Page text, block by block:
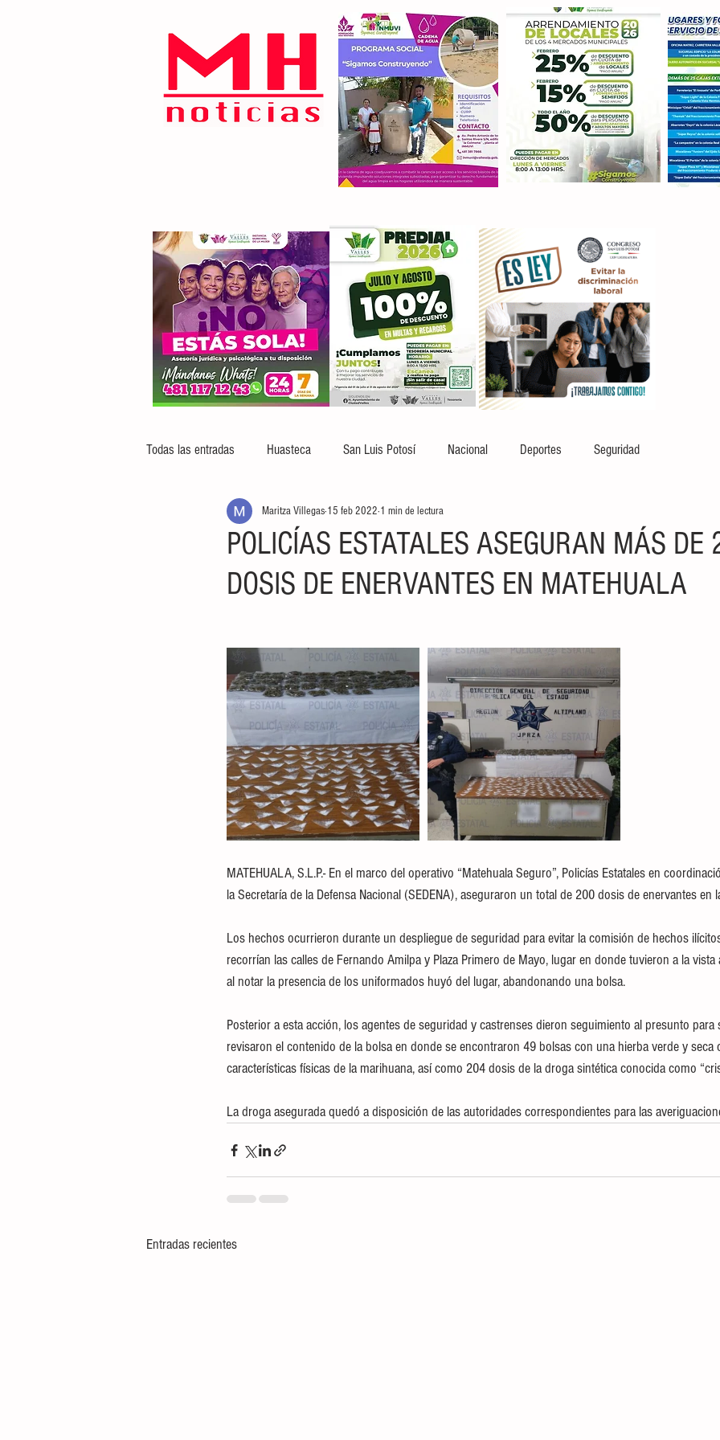
Todas las entradas Huasteca San Luis Potosí Nacional Deportes Seguridad
POLICÍAS ESTATALES ASEGURAN MÁS DE
DOSIS DE ENERVANTES EN MATEHUALA
Maritza Villegas 15 feb 2022 1 min de lectura
MATEHUALA, S.L.P.- En el marco del operativo “Matehuala Seguro”, Policías Estatales en
la Secretaría de la Defensa Nacional (SEDENA), aseguraron un total de 200 dosis de enervantes en
Los hechos ocurrieron durante un despliegue de seguridad para evitar la comisión de hechos
recorrían las calles de Fernando Amilpa y Plaza Primero de Mayo, lugar en donde tuvieron a la
al notar la presencia de los uniformados huyó del lugar, abandonando una bolsa.
Posterior a esta acción, los agentes de seguridad y castrenses dieron seguimiento al presunto
revisaron el contenido de la bolsa en donde se encontraron 49 bolsas con una hierba verde y
características físicas de la marihuana, así como 204 dosis de la droga sintética conocida como
La droga asegurada quedó a disposición de las autoridades correspondientes para las
Entradas recientes